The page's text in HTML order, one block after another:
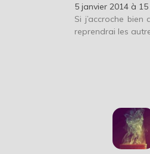
5 janvier 2014 à
Si j’accroche bien
reprendrai les